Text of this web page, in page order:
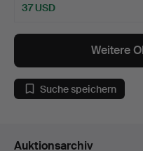
37 USD
Weitere
Suche speichern
Auktionsarchiv